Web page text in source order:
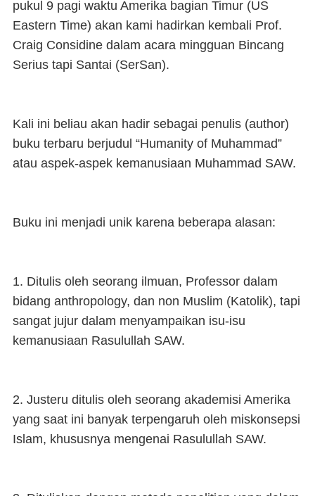
pukul 9 pagi waktu Amerika bagian Timur (US
Eastern Time) akan kami hadirkan kembali Prof.
Craig Considine dalam acara mingguan Bincang
Serius tapi Santai (SerSan).
Kali ini beliau akan hadir sebagai penulis (author)
buku terbaru berjudul “Humanity of Muhammad”
atau aspek-aspek kemanusiaan Muhammad SAW.
Buku ini menjadi unik karena beberapa alasan:
1. Ditulis oleh seorang ilmuan, Professor dalam
bidang anthropology, dan non Muslim (Katolik), tapi
sangat jujur dalam menyampaikan isu-isu
kemanusiaan Rasulullah SAW.
2. Justeru ditulis oleh seorang akademisi Amerika
yang saat ini banyak terpengaruh oleh miskonsepsi
Islam, khususnya mengenai Rasulullah SAW.